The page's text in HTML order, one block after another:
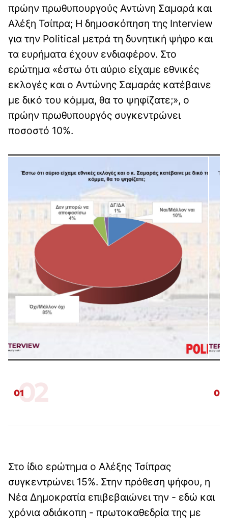
πρώην πρωθυπουργούς Αντώνη Σαμαρά και
Αλέξη Τσίπρα; Η δημοσκόπηση της Interview
για την Political μετρά τη δυνητική ψήφο και
τα ευρήματα έχουν ενδιαφέρον. Στο
ερώτημα «έστω ότι αύριο είχαμε εθνικές
εκλογές και ο Αντώνης Σαμαράς κατέβαινε
με δικό του κόμμα, θα το ψηφίζατε;», ο
πρώην πρωθυπουργός συγκεντρώνει
ποσοστό 10%.
0102 02
Στο ίδιο ερώτημα ο Αλέξης Τσίπρας
συγκεντρώνει 15%. Στην πρόθεση ψήφου, η
Νέα Δημοκρατία επιβεβαιώνει την - εδώ και
χρόνια αδιάκοπη - πρωτοκαθεδρία της με